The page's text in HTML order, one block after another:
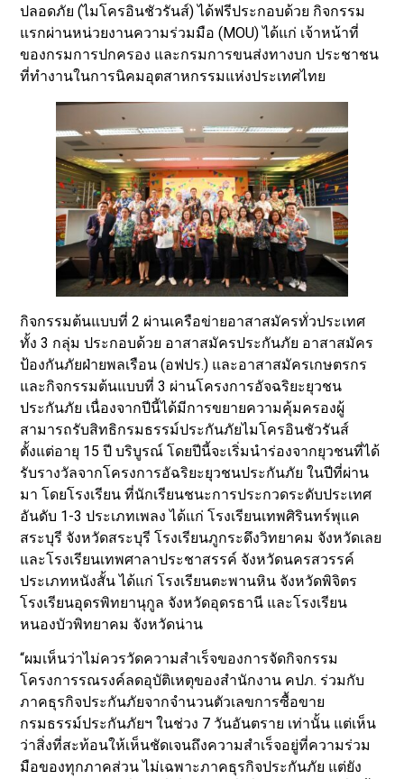
ปลอดภัย (ไมโครอินชัวรันส์) ได้ฟรีประกอบด้วย กิจกรรม
แรกผ่านหน่วยงานความร่วมมือ (MOU) ได้แก่ เจ้าหน้าที่
ของกรมการปกครอง และกรมการขนส่งทางบก ประชาชน
ที่ทำงานในการนิคมอุตสาหกรรมแห่งประเทศไทย
กิจกรรมต้นแบบที่ 2 ผ่านเครือข่ายอาสาสมัครทั่วประเทศ
ทั้ง 3 กลุ่ม ประกอบด้วย อาสาสมัครประกันภัย อาสาสมัคร
ป้องกันภัยฝ่ายพลเรือน (อฟปร.) และอาสาสมัครเกษตรกร
และกิจกรรมต้นแบบที่ 3 ผ่านโครงการอัจฉริยะยุวชน
ประกันภัย เนื่องจากปีนี้ได้มีการขยายความคุ้มครองผู้
สามารถรับสิทธิกรมธรรม์ประกันภัยไมโครอินชัวรันส์
ตั้งแต่อายุ 15 ปี บริบูรณ์ โดยปีนี้จะเริ่มนำร่องจากยุวชนที่ได้
รับรางวัลจากโครงการอัฉริยะยุวชนประกันภัย ในปีที่ผ่าน
มา โดยโรงเรียน ที่นักเรียนชนะการประกวดระดับประเทศ
อันดับ 1-3 ประเภทเพลง ได้แก่ โรงเรียนเทพศิรินทร์พุแค
สระบุรี จังหวัดสระบุรี โรงเรียนภูกระดึงวิทยาคม จังหวัดเลย
และโรงเรียนเทพศาลาประชาสรรค์ จังหวัดนครสวรรค์
ประเภทหนังสั้น ได้แก่ โรงเรียนตะพานหิน จังหวัดพิจิตร
โรงเรียนอุดรพิทยานุกูล จังหวัดอุดรธานี และโรงเรียน
หนองบัวพิทยาคม จังหวัดน่าน
“ผมเห็นว่าไม่ควรวัดความสำเร็จของการจัดกิจกรรม
โครงการรณรงค์ลดอุบัติเหตุของสำนักงาน คปภ. ร่วมกับ
ภาคธุรกิจประกันภัยจากจำนวนตัวเลขการซื้อขาย
กรมธรรม์ประกันภัยฯ ในช่วง 7 วันอันตราย เท่านั้น แต่เห็น
ว่าสิ่งที่สะท้อนให้เห็นชัดเจนถึงความสำเร็จอยู่ที่ความร่วม
มือของทุกภาคส่วน ไม่เฉพาะภาคธุรกิจประกันภัย แต่ยัง